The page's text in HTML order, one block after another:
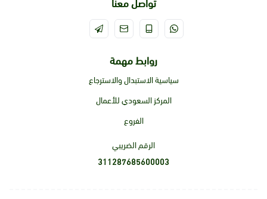
تواصل معنا
روابط مهمة
سياسية الاستبدال والاسترجاع
المركز السعودي للأعمال
الفروع
الرقم الضريبي
311287685600003